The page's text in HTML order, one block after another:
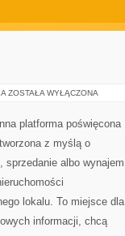
PRZEGLĄDY
ZOSTAŁA WYŁĄCZONA
platforma poświęcona
z myślą o
sprzedanie albo wynajem
lokalu. To miejsce dla
informacji, chcą